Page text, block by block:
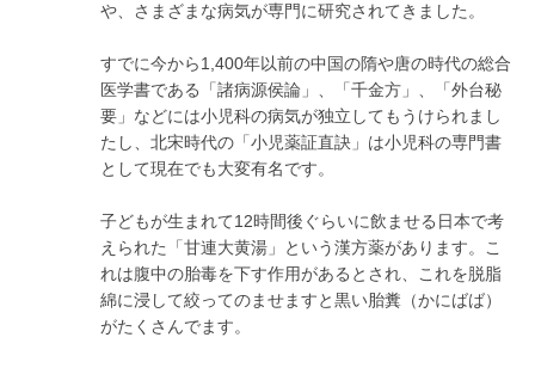
や、さまざまな病気が専門に研究されてきました。
すでに今から1,400年以前の中国の隋や唐の時代の総合
医学書である「諸病源侯論」、「千金方」、「外台秘
要」などには小児科の病気が独立してもうけられまし
たし、北宋時代の「小児薬証直訣」は小児科の専門書
として現在でも大変有名です。
子どもが生まれて12時間後ぐらいに飲ませる日本で考
えられた「甘連大黄湯」という漢方薬があります。こ
れは腹中の胎毒を下す作用があるとされ、これを脱脂
綿に浸して絞ってのませますと黒い胎糞（かにばば）
がたくさんでます。